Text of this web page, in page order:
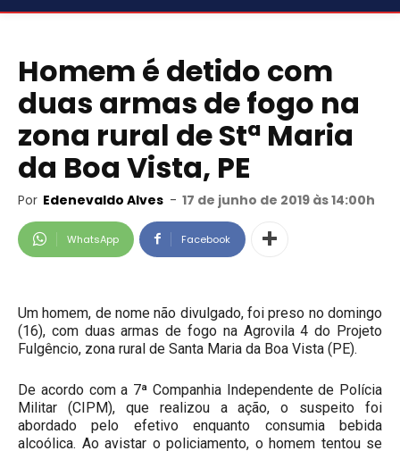
Homem é detido com
duas armas de fogo na
zona rural de Stª Maria
da Boa Vista, PE
Por Edenevaldo Alves - 17 de junho de 2019 às 14:00h
WhatsApp Facebook
Um homem, de nome não divulgado, foi preso no domingo
(16), com duas armas de fogo na Agrovila 4 do Projeto
Fulgêncio, zona rural de Santa Maria da Boa Vista (PE).
De acordo com a 7ª Companhia Independente de Polícia
Militar (CIPM), que realizou a ação, o suspeito foi
abordado pelo efetivo enquanto consumia bebida
alcoólica. Ao avistar o policiamento, o homem tentou se